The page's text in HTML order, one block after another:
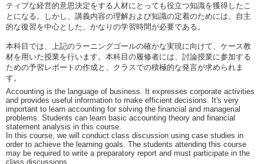
ティブな経営的意思決定をする人材にとっても役立つ知識を獲得したこ
とになる。しかし、講義内容の理解および知識の定着のためには、自主
的な復習を中心とした、かなりの学習時間が必要である。
本科目では、上記のラーニングゴールの確かな実現に向けて、ケース教
材を用いた授業を行います。本科目の履修者には、討論授業に参加する
ための予習レポートの作成と、クラスでの積極的な発言が求められま
す。
Accounting is the language of business. It expresses corporate activities
and provides useful information to make efficient decisions. It's very
important to learn accounting for solving the financial and managerial
problems. Students can learn basic accounting theory and financial
statement analysis in this course.
In this course, we will conduct class discussion using case studies in
order to achieve the learning goals. The students attending this course
may be required to write a preparatory report and must participate in the
class discussions.